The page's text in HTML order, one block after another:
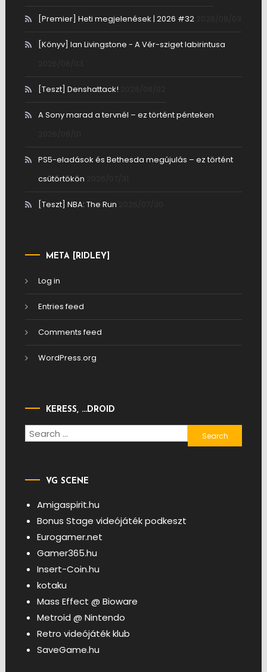
[Premier] Heti megjelenések | 2026 #32
[Könyv] Ian Livingstone - A Vér-sziget labirintusa
[Teszt] Denshattack!
A Sony marad a tervnél – ez történt pénteken
PS5-eladások és Bethesda megújulás – ez történt
csütörtökön
[Teszt] NBA: The Run
META [RIDLEY]
Log in
Entries feed
Comments feed
WordPress.org
KERESS, …DROID
Search
for:
VG SCENE
Amigaspirit.hu
Bonus Stage videójáték podkeszt
Eurogamer.net
Gamer365.hu
Insert-Coin.hu
kotaku
Mass Effect @ Bioware
Metroid @ Nintendo
Retro videójáték klub
SaveGame.hu